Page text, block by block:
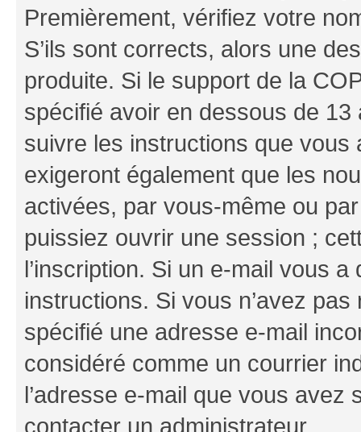
Premièrement, vérifiez votre
S’ils sont corrects, alors une
produite. Si le support de la
spécifié avoir en dessous de 13
suivre les instructions que
exigeront également que les
activées, par vous-même ou
puissiez ouvrir une session ;
l’inscription. Si un e-mail vous
instructions. Si vous n’avez
spécifié une adresse e-mail
considéré comme un courrier
l’adresse e-mail que vous
contacter un administrateur.